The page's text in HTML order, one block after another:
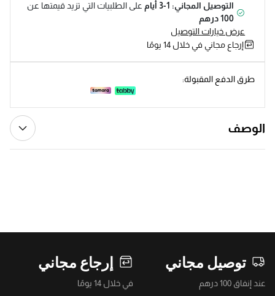
التوصيل المجاني: 1-3 أيام
على الطلبيات التي تزيد قيمتها عن
100 درهم
عرض خيارات التوصيل
إرجاع مجاني في خلال 14 يومًا
طرق الدفع المقبولة:
الوصف
توصيل مجاني
عند إنفاق 100 درهم
إرجاع مجاني
في خلال 14 يومًا